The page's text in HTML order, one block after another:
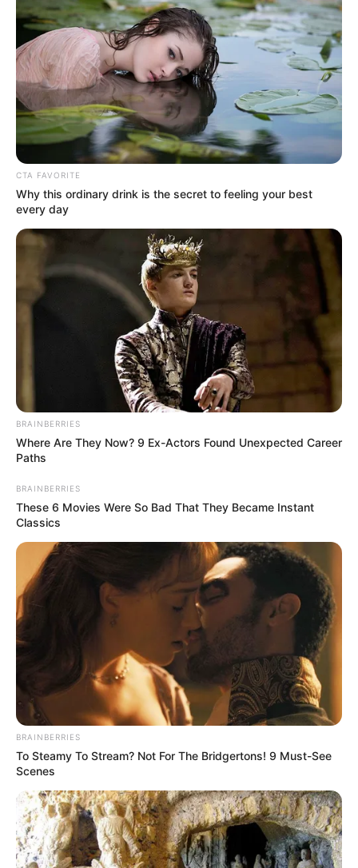
πληρωμή;
Συντάξεις Σεπτεμβρίου 2026 πληρωμή
Ακολουθήστε το evianews.com στοGoogle
News
ΤΑ ΠΙΟ ΔΗΜΟΦΙΛΗ
CTA FAVORITE
Why this ordinary drink is the secret to feeling your best
every day
BRAINBERRIES
Where Are They Now? 9 Ex-Actors Found Unexpected Career
Paths
BRAINBERRIES
These 6 Movies Were So Bad That They Became Instant
Classics
BRAINBERRIES
To Steamy To Stream? Not For The Bridgertons! 9 Must-See
Scenes